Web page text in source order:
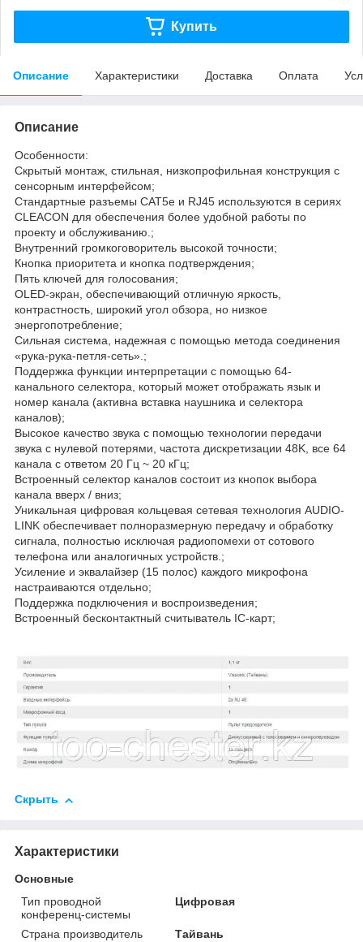
Купить
Описание Характеристики Доставка Оплата
Описание
Особенности:
Скрытый монтаж, стильная, низкопрофильная конструкция с
сенсорным интерфейсом;
Стандартные разъемы CAT5e и RJ45 используются в сериях
CLEACON для обеспечения более удобной работы по
проекту и обслуживанию.;
Внутренний громкоговоритель высокой точности;
Кнопка приоритета и кнопка подтверждения;
Пять ключей для голосования;
OLED-экран, обеспечивающий отличную яркость,
контрастность, широкий угол обзора, но низкое
энергопотребление;
Сильная система, надежная с помощью метода соединения
«рука-рука-петля-сеть».;
Поддержка функции интерпретации с помощью 64-
канального селектора, который может отображать язык и
номер канала (активна вставка наушника и селектора
каналов);
Высокое качество звука с помощью технологии передачи
звука с нулевой потерями, частота дискретизации 48K, все 64
канала с ответом 20 Гц ~ 20 кГц;
Встроенный селектор каналов состоит из кнопок выбора
канала вверх / вниз;
Уникальная цифровая кольцевая сетевая технология AUDIO-
LINK обеспечивает полноразмерную передачу и обработку
сигнала, полностью исключая радиопомехи от сотового
телефона или аналогичных устройств.;
Усиление и эквалайзер (15 полос) каждого микрофона
настраиваются отдельно;
Поддержка подключения и воспроизведения;
Встроенный бесконтактный считыватель IC-карт;
Скрыть
Характеристики
Основные
Тип проводной
конференц-системы
Цифровая
Страна производитель
Тайвань